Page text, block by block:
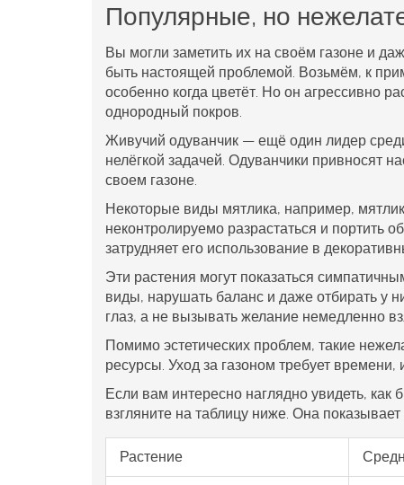
Популярные, но
Вы могли заметить их на своём газоне и
быть настоящей проблемой. Возьмём, к
особенно когда цветёт. Но он агрессивно
однородный покров.
Живучий одуванчик — ещё один лидер
нелёгкой задачей. Одуванчики привносят
своем газоне
Некоторые виды мятлика, например,
неконтролируемо разрастаться и портить
затрудняет его использование в
Эти растения могут показаться
виды, нарушать баланс и даже отбирать у
глаз, а не вызывать желание немедленно
Помимо эстетических проблем, такие
ресурсы. Уход за газоном требует времени,
Если вам интересно наглядно увидеть, как
взгляните на таблицу ниже. Она
Растение